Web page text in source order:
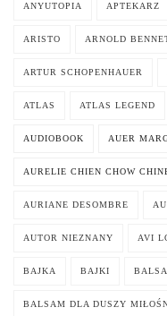
ANYUTOPIA APTEKARZ
ARISTO ARNOLD
ARTUR SCHOPENHAUER
ATLAS ATLAS LEGEND
AUDIOBOOK AUER
AURELIE CHIEN CHOW
AURIANE DESOMBRE
AUTOR NIEZNANY AVI
BAJKA BAJKI
BALSAM DLA DUSZY